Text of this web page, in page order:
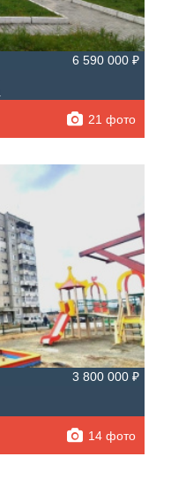
6 590 000 ₽
21 фото
3 800 000 ₽
14 фото